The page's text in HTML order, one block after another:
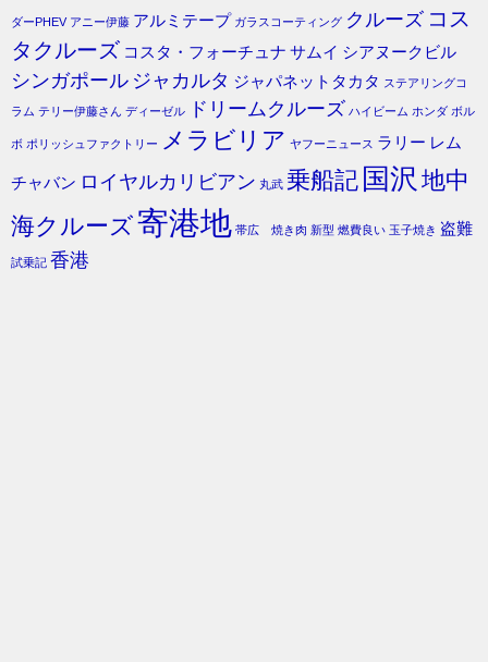
ダーPHEV アニー伊藤 アルミテープ ガラスコーティング クルーズ コス
タクルーズ コスタ・フォーチュナ サムイ シアヌークビル
シンガポール ジャカルタ ジャパネットタカタ ステアリングコ
ラム テリー伊藤さん ディーゼル ドリームクルーズ ハイビーム ホンダ ボル
ボ ポリッシュファクトリー メラビリア ヤフーニュース ラリー レム
チャバン ロイヤルカリビアン 丸武 乗船記 国沢 地中
海クルーズ寄港地 帯広 焼き肉 新型 燃費良い 玉子焼き 盗難
試乗記 香港